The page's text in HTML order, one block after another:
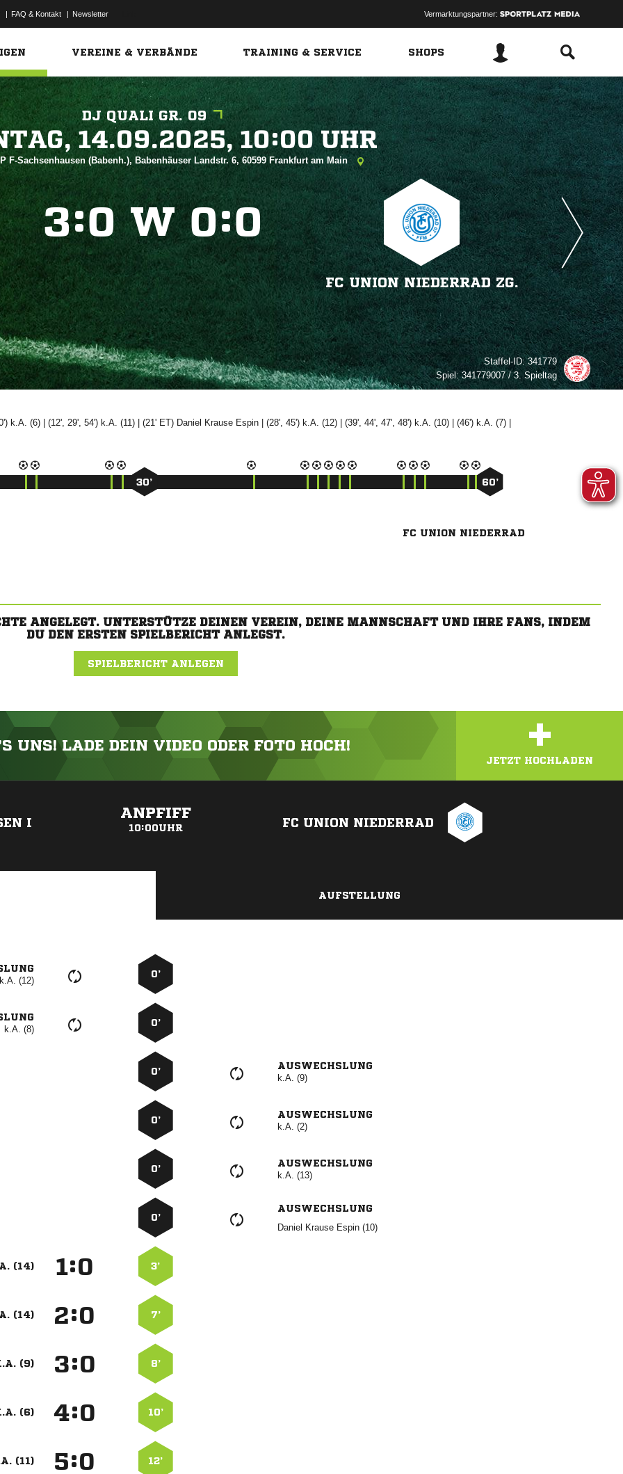
| FAQ & Kontakt | Newsletter Vermarktungspartner:
VEREINE & VERBÄNDE TRAINING & SERVICE SHOPS
DJ QUALI GR. 09
  
F-Sachsenhausen (Babenh.), Babenhäuser Landstr. 6, 60599 Frankfurt am Main
:W:
FC UNION NIEDERRAD ZG.
Staffel-ID:341779
Spiel:341779007 / 3. Spieltag
k.A. (6) | (12', 29', 54') k.A. (11) | (21' ET)   | (28', 45') k.A. (12) | (39', 44', 47', 48') k.A. (10) | (46') k.A. (7) |
30’ 60’
FC UNION NIEDERRAD
ANGELEGT. UNTERSTÜTZE DEINEN VEREIN, DEINE MANNSCHAFT UND IHRE FANS, INDEM
DU DEN ERSTEN SPIELBERICHT ANLEGST.
SPIELBERICHT ANLEGEN
UNS! LADE DEIN VIDEO ODER FOTO HOCH! +
JETZT HOCHLADEN
I
ANPFIFF
10:00UHR FC UNION NIEDERRAD
AUFSTELLUNG
k.A. (12)
0’
k.A. (8)
0’
0’
AUSWECHSLUNG
k.A. (9)
0’
AUSWECHSLUNG
k.A. (2)
0’
AUSWECHSLUNG
k.A. (13)
0’
AUSWECHSLUNG
   
(14) : 3’
(14) : 7’
(9) : 8’
(6) : 10’
(11) : 12’